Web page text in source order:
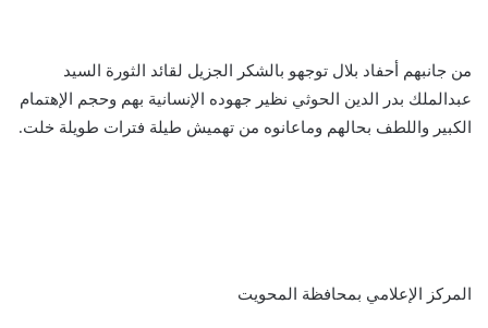
من جانبهم أحفاد بلال توجهو بالشكر الجزيل لقائد الثورة السيد
عبدالملك بدر الدين الحوثي نظير جهوده الإنسانية بهم وحجم الإهتمام
الكبير واللطف بحالهم وماعانوه من تهميش طيلة فترات طويلة خلت.
المركز الإعلامي بمحافظة المحويت